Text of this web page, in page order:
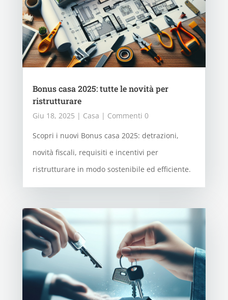
Bonus casa 2025: tutte le novità per
ristrutturare
Giu 18, 2025 | Casa | Commenti 0
Scopri i nuovi Bonus casa 2025: detrazioni,
novità fiscali, requisiti e incentivi per
ristrutturare in modo sostenibile ed efficiente.